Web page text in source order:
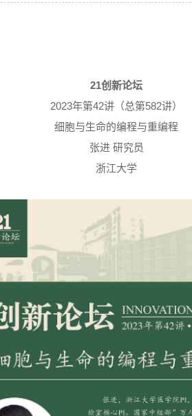
21创新论坛
2023年第42讲（总第582讲）
细胞与生命的编程与重编程
张进 研究员
浙江大学